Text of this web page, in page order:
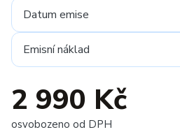
Datum emise
Emisní náklad
2 990 Kč
osvobozeno od DPH